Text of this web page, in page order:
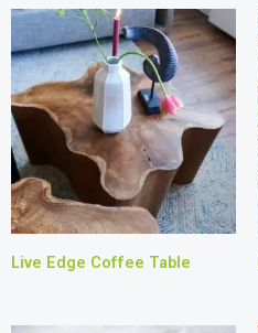
Live Edge Coffee Table